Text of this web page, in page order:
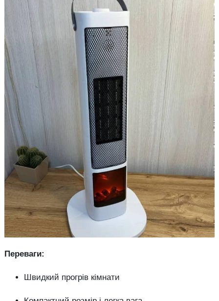
Переваги:
Швидкий прогрів кімнати